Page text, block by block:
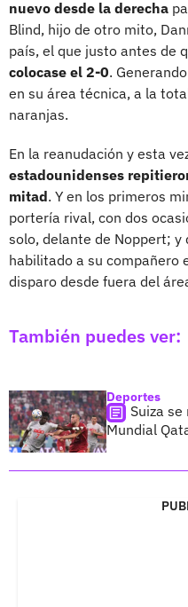
nuevo desde la derecha
Blind, hijo de otro mito,
país, el que justo antes de
colocase el 2-0.
en su área técnica, a la
naranjas.
En la reanudación y esta
estadounidenses
mitad. Y en los primeros
portería rival, con dos
solo, delante de Noppert; y
habilitado a su compañero
disparo desde fuera del
También puedes ver:
Deportes
Suiza
Mundial